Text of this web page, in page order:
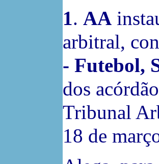
1. AA
arbitral,
- Futebol,
dos
Tribunal
18 de